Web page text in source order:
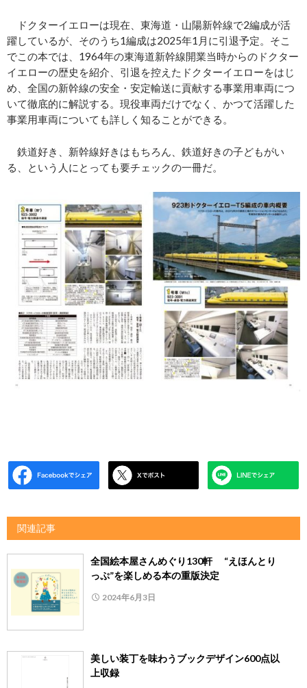
ドクターイエローは現在、東海道・山陽新幹線で2編成が活
躍しているが、そのうち1編成は2025年1月に引退予定。そこ
でこの本では、1964年の東海道新幹線開業当時からのドクター
イエローの歴史を紹介、引退を控えたドクターイエローをはじ
め、全国の新幹線の安全・安定輸送に貢献する事業用車両につ
いて徹底的に解説する。現役車両だけでなく、かつて活躍した
事業用車両についても詳しく知ることができる。
鉄道好き、新幹線好きはもちろん、鉄道好きの子どもがい
る、という人にとっても要チェックの一冊だ。
関連記事
全国絵本屋さんめぐり130軒 “えほんとり
っぷ”を楽しめる本の重版決定
2024年6月3日
美しい装丁を味わうブックデザイン600点以
上収録